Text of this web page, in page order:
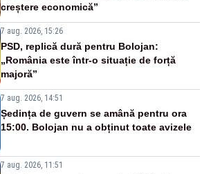
creștere economică”
7 aug. 2026, 15:26
PSD, replică dură pentru Bolojan:
„România este într-o situație de forță
majoră”
7 aug. 2026, 14:51
Ședința de guvern se amână pentru ora
15:00. Bolojan nu a obținut toate avizele
7 aug. 2026, 11:51